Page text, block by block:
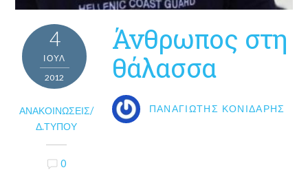
4
ΙΟΎΛ
2012
ΑΝΑΚΟΙΝΏΣΕΙΣ/
Δ.ΤΎΠΟΥ
0
Άνθρωπος στη
θάλασσα
ΠΑΝΑΓΙΏΤΗΣ ΚΟΝΙΔΆΡΗΣ